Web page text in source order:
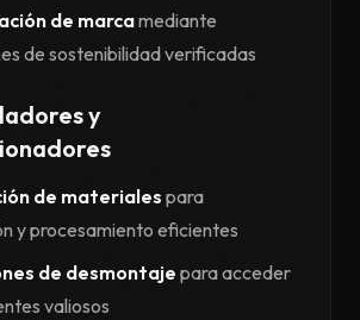
de marcamediante
de sostenibilidad verificadas
y
de materialespara
y procesamiento eficientes
de desmontaje para acceder
valiosos